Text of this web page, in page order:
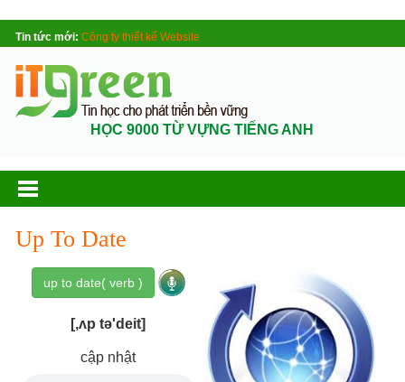
Tin tức mới: Công ty thiết kế Website
HỌC 9000 TỪ VỰNG TIẾNG ANH
Up To Date
up to date( verb )
[,ʌp tə'deit]
cập nhật